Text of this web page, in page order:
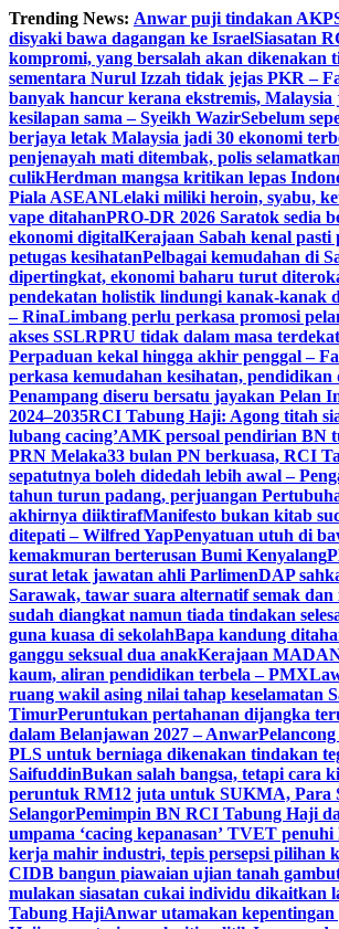
Skip
to
content
Trending News: Anwar puji tindakan
disyaki bawa dagangan ke IsraelSiasatan
kompromi, yang bersalah akan dikenakan
sementara Nurul Izzah tidak jejas PKR –
banyak hancur kerana ekstremis, Malaysia
kesilapan sama – Syeikh WazirSebelum
berjaya letak Malaysia jadi 30 ekonomi
penjenayah mati ditembak, polis
culikHerdman mangsa kritikan lepas
Piala ASEANLelaki miliki heroin, syabu,
vape ditahanPRO-DR 2026 Saratok sedia
ekonomi digitalKerajaan Sabah kenal pasti
petugas kesihatanPelbagai kemudahan di
dipertingkat, ekonomi baharu turut
pendekatan holistik lindungi kanak-kanak
– RinaLimbang perlu perkasa promosi
akses SSLRPRU tidak dalam masa
Perpaduan kekal hingga akhir penggal –
perkasa kemudahan kesihatan, pendidikan
Penampang diseru bersatu jayakan Pelan
2024–2035RCI Tabung Haji: Agong titah
lubang cacing’AMK persoal pendirian BN
PRN Melaka33 bulan PN berkuasa, RCI
sepatutnya boleh didedah lebih awal –
tahun turun padang, perjuangan
akhirnya diiktirafManifesto bukan kitab
ditepati – Wilfred YapPenyatuan utuh di
kemakmuran berterusan Bumi Kenyalang
surat letak jawatan ahli ParlimenDAP
Sarawak, tawar suara alternatif semak dan
sudah diangkat namun tiada tindakan
guna kuasa di sekolahBapa kandung
ganggu seksual dua anakKerajaan
kaum, aliran pendidikan terbela – PMX
ruang wakil asing nilai tahap keselamatan
TimurPeruntukan pertahanan dijangka
dalam Belanjawan 2027 – Anwar
PLS untuk berniaga dikenakan tindakan
SaifuddinBukan salah bangsa, tetapi cara
peruntuk RM12 juta untuk SUKMA, Para
SelangorPemimpin BN RCI Tabung Haji
umpama ‘cacing kepanasan’ TVET penuhi
kerja mahir industri, tepis persepsi pilihan
CIDB bangun piawaian ujian tanah
mulakan siasatan cukai individu dikaitkan
Tabung HajiAnwar utamakan kepentingan